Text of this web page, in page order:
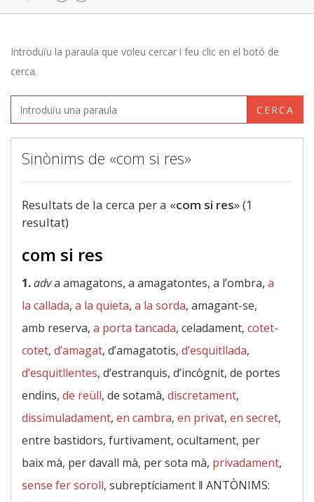
Introduïu la paraula que voleu cercar i feu clic en el botó de
cerca.
CERCA
Sinònims de «com si res»
Resultats de la cerca per a «com si res» (1
resultat)
com si res
1.adva amagatons, a amagatontes, a l’ombra, a
la callada, a la quieta, a la sorda, amagant-se,
amb reserva, a porta tancada, celadament, cotet-
cotet, d’amagat, d’amagatotis, d’esquitllada,
d’esquitllentes, d’estranquis, d’incògnit, de portes
endins, de reüll, de sotamà, discretament,
dissimuladament, en cambra, en privat, en secret,
entre bastidors, furtivament, ocultament, per
baix mà, per davall mà, per sota mà, privadament,
sense fer soroll, subreptíciament ‖ ANTÒNIMS: